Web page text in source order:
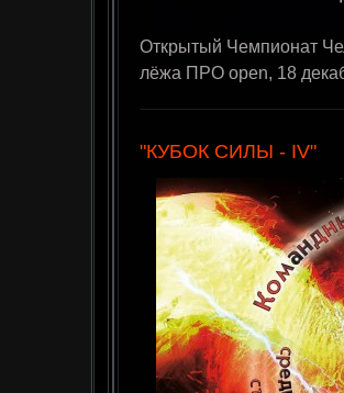
Открытый Чемпионат
лёжа ПРО open, 18
"КУБОК СИЛЫ - IV"